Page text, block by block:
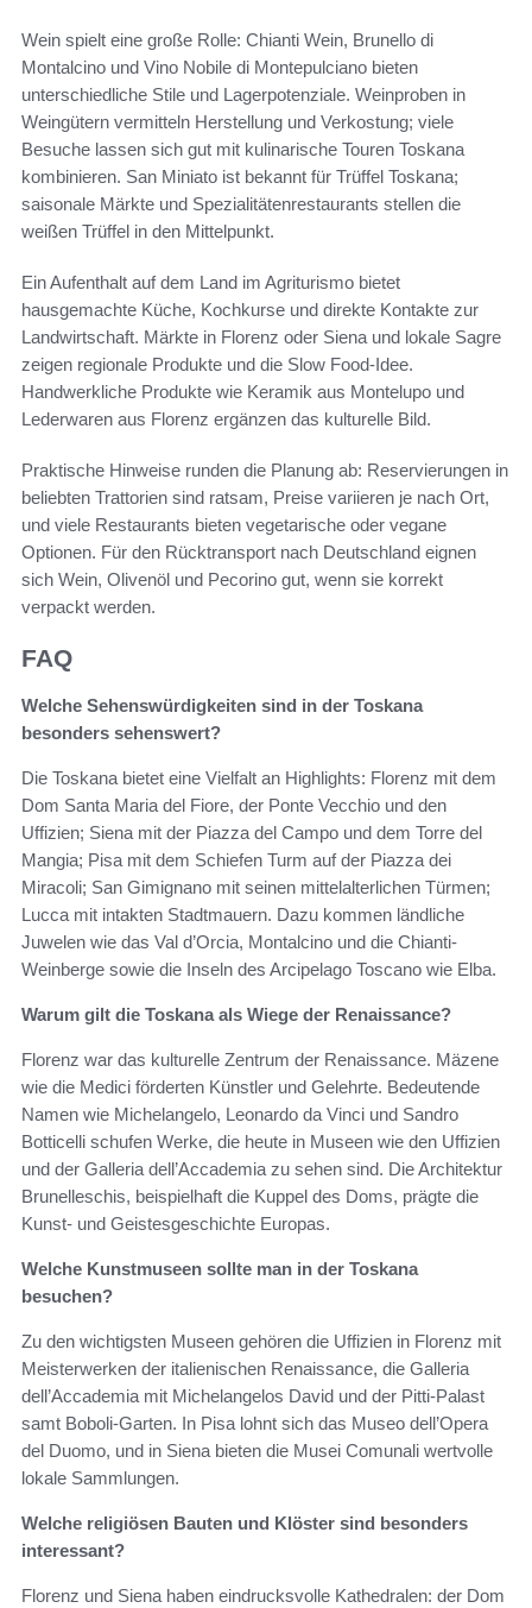
Wein spielt eine große Rolle: Chianti Wein, Brunello di
Montalcino und Vino Nobile di Montepulciano bieten
unterschiedliche Stile und Lagerpotenziale. Weinproben in
Weingütern vermitteln Herstellung und Verkostung; viele
Besuche lassen sich gut mit kulinarische Touren Toskana
kombinieren. San Miniato ist bekannt für Trüffel Toskana;
saisonale Märkte und Spezialitätenrestaurants stellen die
weißen Trüffel in den Mittelpunkt.
Ein Aufenthalt auf dem Land im Agriturismo bietet
hausgemachte Küche, Kochkurse und direkte Kontakte zur
Landwirtschaft. Märkte in Florenz oder Siena und lokale Sagre
zeigen regionale Produkte und die Slow Food-Idee.
Handwerkliche Produkte wie Keramik aus Montelupo und
Lederwaren aus Florenz ergänzen das kulturelle Bild.
Praktische Hinweise runden die Planung ab: Reservierungen in
beliebten Trattorien sind ratsam, Preise variieren je nach Ort,
und viele Restaurants bieten vegetarische oder vegane
Optionen. Für den Rücktransport nach Deutschland eignen
sich Wein, Olivenöl und Pecorino gut, wenn sie korrekt
verpackt werden.
FAQ
Welche Sehenswürdigkeiten sind in der Toskana
besonders sehenswert?
Die Toskana bietet eine Vielfalt an Highlights: Florenz mit dem
Dom Santa Maria del Fiore, der Ponte Vecchio und den
Uffizien; Siena mit der Piazza del Campo und dem Torre del
Mangia; Pisa mit dem Schiefen Turm auf der Piazza dei
Miracoli; San Gimignano mit seinen mittelalterlichen Türmen;
Lucca mit intakten Stadtmauern. Dazu kommen ländliche
Juwelen wie das Val d’Orcia, Montalcino und die Chianti-
Weinberge sowie die Inseln des Arcipelago Toscano wie Elba.
Warum gilt die Toskana als Wiege der Renaissance?
Florenz war das kulturelle Zentrum der Renaissance. Mäzene
wie die Medici förderten Künstler und Gelehrte. Bedeutende
Namen wie Michelangelo, Leonardo da Vinci und Sandro
Botticelli schufen Werke, die heute in Museen wie den Uffizien
und der Galleria dell’Accademia zu sehen sind. Die Architektur
Brunelleschis, beispielhaft die Kuppel des Doms, prägte die
Kunst- und Geistesgeschichte Europas.
Welche Kunstmuseen sollte man in der Toskana
besuchen?
Zu den wichtigsten Museen gehören die Uffizien in Florenz mit
Meisterwerken der italienischen Renaissance, die Galleria
dell’Accademia mit Michelangelos David und der Pitti-Palast
samt Boboli-Garten. In Pisa lohnt sich das Museo dell’Opera
del Duomo, und in Siena bieten die Musei Comunali wertvolle
lokale Sammlungen.
Welche religiösen Bauten und Klöster sind besonders
interessant?
Florenz und Siena haben eindrucksvolle Kathedralen: der Dom